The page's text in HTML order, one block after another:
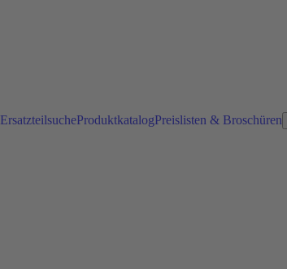
ErsatzteilsucheProduktkatalogPreislisten & Broschüren